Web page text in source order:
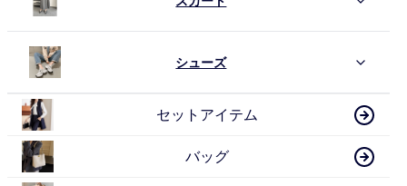
シューズ
セットアイテム
バッグ